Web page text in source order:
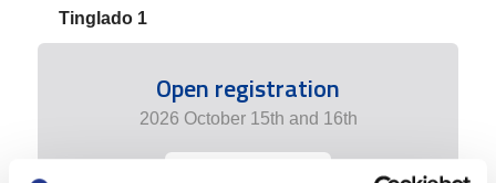
Tinglado 1
Open registration
2026 October 15th and 16th